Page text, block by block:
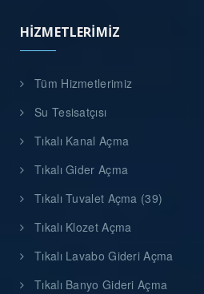
HIZMETLERIMIZ
Tüm Hizmetlerimiz
Su Tesisatçısı
Tıkalı Kanal Açma
Tıkalı Gider Açma
Tıkalı Tuvalet Açma (39)
Tıkalı Klozet Açma
Tıkalı Lavabo Gideri Açma
Tıkalı Banyo Gideri Açma